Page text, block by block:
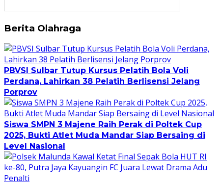
Berita Olahraga
PBVSI Sulbar Tutup Kursus Pelatih Bola Voli
Perdana, Lahirkan 38 Pelatih Berlisensi Jelang
Porprov
Siswa SMPN 3 Majene Raih Perak di Poltek Cup
2025, Bukti Atlet Muda Mandar Siap Bersaing di
Level Nasional